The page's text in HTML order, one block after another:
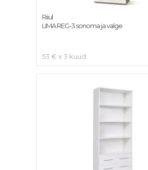
53 € x 3 kuud
Riiul
LIMA REG-3 sonoma ja valge